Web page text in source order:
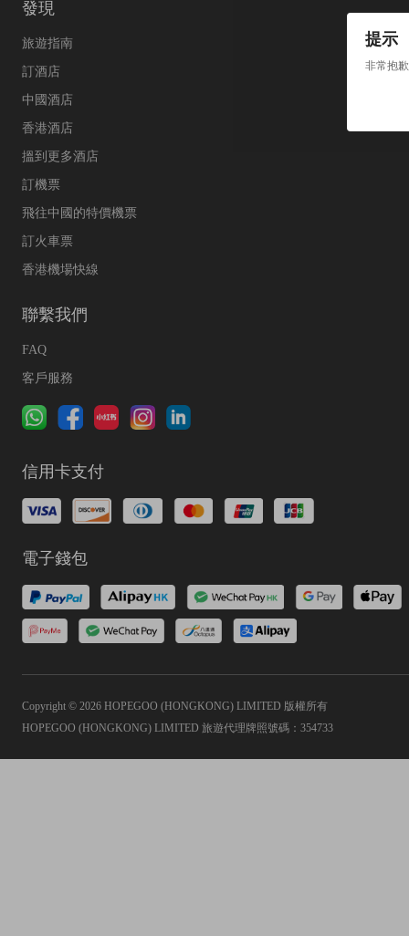
提示
非常抱
發現
旅遊指南
訂酒店
中國酒店
香港酒店
搵到更多酒店
訂機票
飛往中國的特價機票
訂火車票
香港機場快線
聯繫我們
FAQ
客戶服務
信用卡支付
電子錢包
Copyright © 2026 HOPEGOO (HONGKONG) LIMITED 版權所有
HOPEGOO (HONGKONG) LIMITED 旅遊代理牌照號碼：354733